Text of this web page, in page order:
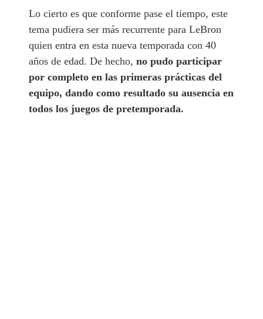
Lo cierto es que conforme pase el tiempo, este
tema pudiera ser más recurrente para LeBron
quien entra en esta nueva temporada con 40
años de edad. De hecho,no pudo participar
por completo en las primeras prácticas del
equipo, dando como resultado su ausencia en
todos los juegos de pretemporada.